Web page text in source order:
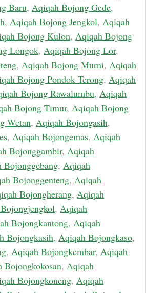
Baru, Aqiqah Bojong Gede,
, Aqiqah Bojong Jengkol, Aqiqah
Bojong Kulon, Aqiqah Bojong
Longok, Aqiqah Bojong Lor,
, Aqiqah Bojong Murni, Aqiqah
Bojong Pondok Terong, Aqiqah
Bojong Rawalumbu, Aqiqah
Bojong Timur, Aqiqah Bojong
Wetan, Aqiqah Bojongasih,
, Aqiqah Bojongemas, Aqiqah
Bojonggambir, Aqiqah
Bojonggebang, Aqiqah
Bojonggenteng, Aqiqah
Bojongherang, Aqiqah
, Aqiqah
Bojongkantong, Aqiqah
Bojongkasih, Aqiqah Bojongkaso,
, Aqiqah Bojongkembar, Aqiqah
Bojongkokosan, Aqiqah
Bojongkoneng, Aqiqah